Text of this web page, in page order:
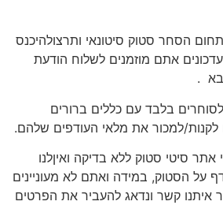
הסחר סטוק סיטונאי ותרצולהיכנס
אתם מוזמנים לשלוח הודעת
.
בלבד עם כללים ברורים
למכור את מלאי העודפים שלהם.
סיטי סטוק ללא בדיקה ואיןלנו
על הסטוק, במידה ואתם לא מעוניינים
איתנו קשר ונדאג להעביר את הפרטים